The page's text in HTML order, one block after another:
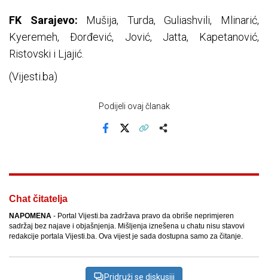
FK Sarajevo: Mušija, Turda, Guliashvili, Mlinarić,
Kyeremeh, Đorđević, Jović, Jatta, Kapetanović,
Ristovski i Ljajić.
(Vijesti.ba)
Podijeli ovaj članak
Chat čitatelja
NAPOMENA - Portal Vijesti.ba zadržava pravo da obriše neprimjeren
sadržaj bez najave i objašnjenja. Mišljenja iznešena u chatu nisu stavovi
redakcije portala Vijesti.ba. Ova vijest je sada dostupna samo za čitanje.
Pridruži se diskusiji